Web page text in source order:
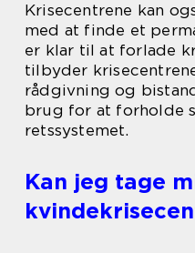
Krisecentrene kan
med at finde et
er klar til at forlade
tilbyder
rådgivning og
brug for at forholde
retssystemet.
Kan jeg tage